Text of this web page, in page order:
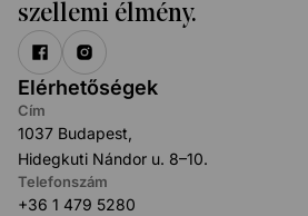
szellemi élmény.
Elérhetőségek
Cím
1037 Budapest,
Hidegkuti Nándor u. 8–10.
Telefonszám
+36 1 479 5280